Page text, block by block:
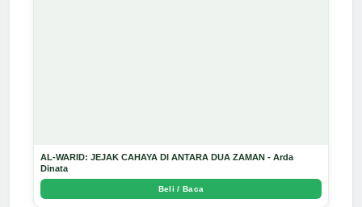
AL-WARID: JEJAK CAHAYA DI ANTARA DUA ZAMAN - Arda
Dinata
Beli / Baca